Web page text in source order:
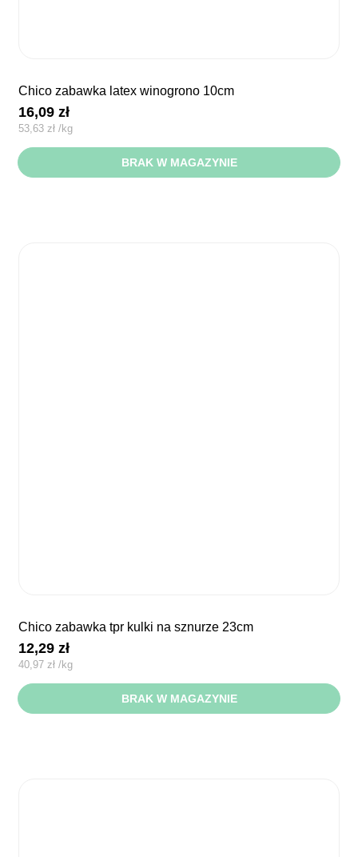
chico zabawka latex winogrono 10cm
16,09zł
53,63 zł /kg
BRAK W MAGAZYNIE
chico zabawka tpr kulki na sznurze 23cm
12,29zł
40,97 zł /kg
BRAK W MAGAZYNIE